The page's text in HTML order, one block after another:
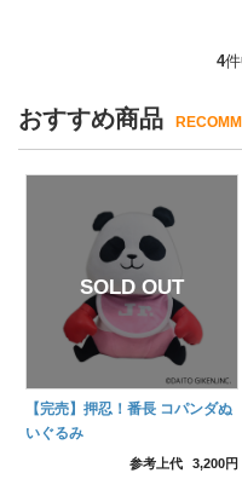
4
おすすめ商品
【完売】押忍！番長 コパンダぬ
いぐるみ
参考上代 3,200円